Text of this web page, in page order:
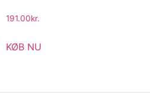
191.00kr.
KØB NU